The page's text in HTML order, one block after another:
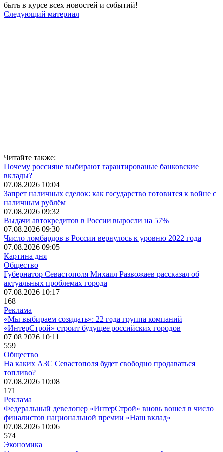
быть в курсе всех новостей и событий!
Следующий материал
Читайте также:
Почему россияне выбирают гарантированые банковские
вклады?
07.08.2026 10:04
Запрет наличных сделок: как государство готовится к войне с
наличным рублём
07.08.2026 09:32
Выдачи автокредитов в России выросли на 57%
07.08.2026 09:30
Число ломбардов в России вернулось к уровню 2022 года
07.08.2026 09:05
Картина дня
Общество
Губернатор Севастополя Михаил Развожаев рассказал об
актуальных проблемах города
07.08.2026 10:17
168
Реклама
«Мы выбираем созидать»: 22 года группа компаний
«ИнтерСтрой» строит будущее российских городов
07.08.2026 10:11
559
Общество
На каких АЗС Севастополя будет свободно продаваться
топливо?
07.08.2026 10:08
171
Реклама
Федеральный девелопер «ИнтерСтрой» вновь вошел в число
финалистов национальной премии «Наш вклад»
07.08.2026 10:06
574
Экономика